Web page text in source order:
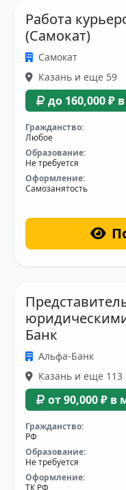
Работа
(Самокат)
Самокат
Казань и еще 59
до 160,000 ₽
Гражданство:
Любое
Образование:
Не требуется
Оформление:
Самозанятость
Банк
Альфа-Банк
Казань и еще 113
от 90,000 ₽ в
Гражданство:
РФ
Образование:
Не требуется
Оформление:
ТК РФ